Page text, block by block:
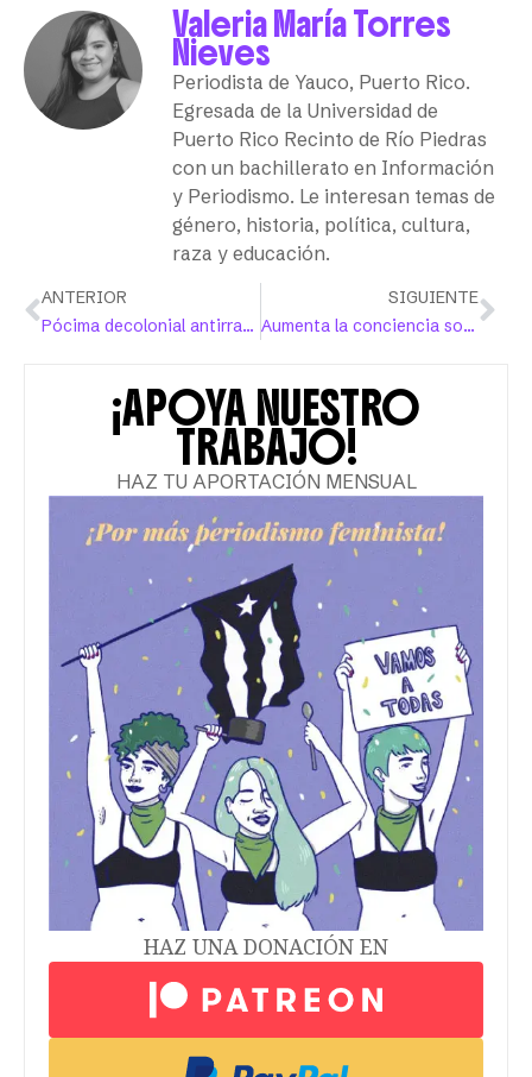
Valeria María Torres
Nieves
Periodista de Yauco, Puerto Rico.
Egresada de la Universidad de
Puerto Rico Recinto de Río Piedras
con un bachillerato en Información
y Periodismo. Le interesan temas de
género, historia, política, cultura,
raza y educación.
ANTERIOR
Pócima decolonial antirracista para las ninguneadas caribeñas
SIGUIENTE
Aumenta la conciencia sobre el derecho al aborto seguro en Puerto Rico
¡APOYA NUESTRO
TRABAJO!
HAZ TU APORTACIÓN MENSUAL
HAZ UNA DONACIÓN EN